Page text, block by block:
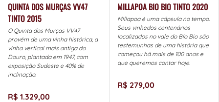
QUINTA DOS MURÇAS VV47
TINTO 2015
O Quinta dos Murças VV47
provém de uma vinha histórica, a
vinha vertical mais antiga do
Douro, plantada em 1947, com
exposição Sudeste e 40% de
inclinação.
R$ 1.329,00
MILLAPOA BIO BIO TINTO 2020
Millapoa é uma cápsula no tempo.
Seus vinhedos centenários
localizados no vale do Bío Bío são
testemunhas de uma história que
começou há mais de 100 anos e
que queremos contar hoje.
R$ 279,00